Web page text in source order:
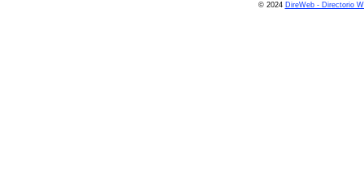
© 2024 DireWeb - Directorio